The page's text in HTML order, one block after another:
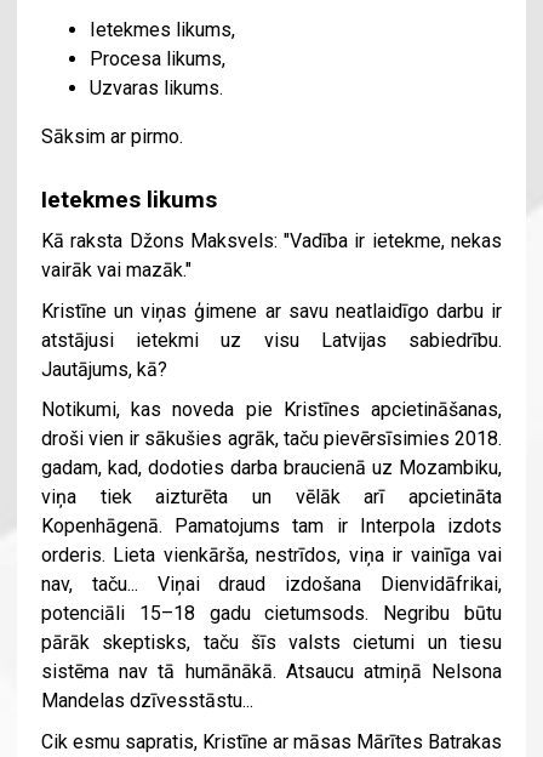
Ietekmes likums,
Procesa likums,
Uzvaras likums.
Sāksim ar pirmo.
Ietekmes likums
Kā raksta Džons Maksvels: "Vadība ir ietekme, nekas
vairāk vai mazāk."
Kristīne un viņas ģimene ar savu neatlaidīgo darbu ir
atstājusi ietekmi uz visu Latvijas sabiedrību.
Jautājums, kā?
Notikumi, kas noveda pie Kristīnes apcietināšanas,
droši vien ir sākušies agrāk, taču pievērsīsimies 2018.
gadam, kad, dodoties darba braucienā uz Mozambiku,
viņa tiek aizturēta un vēlāk arī apcietināta
Kopenhāgenā. Pamatojums tam ir Interpola izdots
orderis. Lieta vienkārša, nestrīdos, viņa ir vainīga vai
nav, taču... Viņai draud izdošana Dienvidāfrikai,
potenciāli 15–18 gadu cietumsods. Negribu būtu
pārāk skeptisks, taču šīs valsts cietumi un tiesu
sistēma nav tā humānākā. Atsaucu atmiņā Nelsona
Mandelas dzīvesstāstu...
Cik esmu sapratis, Kristīne ar māsas Mārītes Batrakas